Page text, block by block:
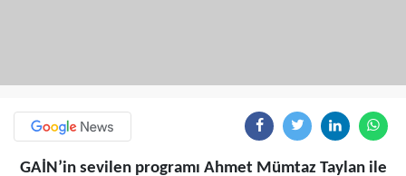
GAİN’in sevilen programı Ahmet Mümtaz Taylan ile